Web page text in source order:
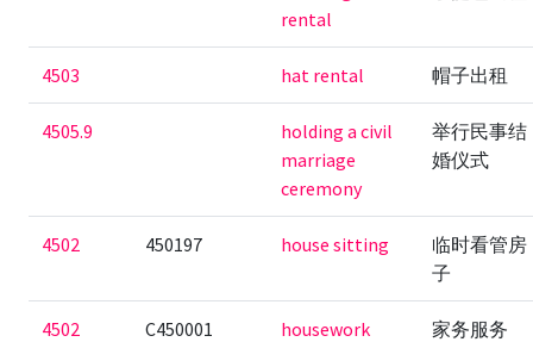
rental
4503 hat rental 帽子出租
4505.9
holding a civil
marriage
ceremony
举行民事结
婚仪式
4502 450197 house sitting
临时看管房
子
4502 C450001
housework
家务服务